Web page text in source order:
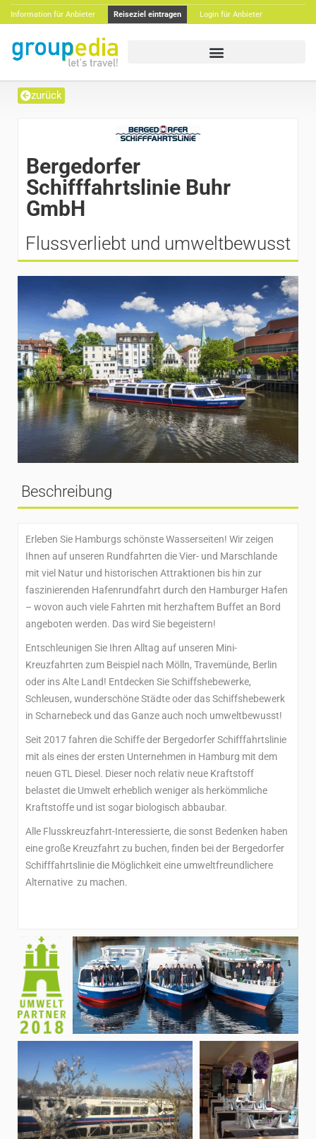
Information für Anbieter Reiseziel eintragen Login für Anbieter
zurück
Bergedorfer
Schifffahrtslinie Buhr
GmbH
Flussverliebt und umweltbewusst
Beschreibung
Erleben Sie Hamburgs schönste Wasserseiten! Wir zeigen
Ihnen auf unseren Rundfahrten die Vier- und Marschlande
mit viel Natur und historischen Attraktionen bis hin zur
faszinierenden Hafenrundfahrt durch den Hamburger Hafen
– wovon auch viele Fahrten mit herzhaftem Buffet an Bord
angeboten werden. Das wird Sie begeistern!
Entschleunigen Sie Ihren Alltag auf unseren Mini-
Kreuzfahrten zum Beispiel nach Mölln, Travemünde, Berlin
oder ins Alte Land! Entdecken Sie Schiffshebewerke,
Schleusen, wunderschöne Städte oder das Schiffshebewerk
in Scharnebeck und das Ganze auch noch umweltbewusst!
Seit 2017 fahren die Schiffe der Bergedorfer Schifffahrtslinie
mit als eines der ersten Unternehmen in Hamburg mit dem
neuen GTL Diesel. Dieser noch relativ neue Kraftstoff
belastet die Umwelt erheblich weniger als herkömmliche
Kraftstoffe und ist sogar biologisch abbaubar.
Alle Flusskreuzfahrt-Interessierte, die sonst Bedenken haben
eine große Kreuzfahrt zu buchen, finden bei der Bergedorfer
Schifffahrtslinie die Möglichkeit eine umweltfreundlichere
Alternative zu machen.